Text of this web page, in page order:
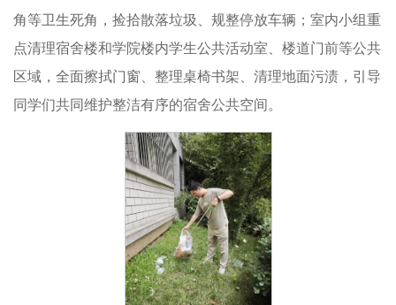
角等卫生死角，捡拾散落垃圾、规整停放车辆；室内小组重
点清理宿舍楼和学院楼内学生公共活动室、楼道门前等公共
区域，全面擦拭门窗、整理桌椅书架、清理地面污渍，引导
同学们共同维护整洁有序的宿舍公共空间。